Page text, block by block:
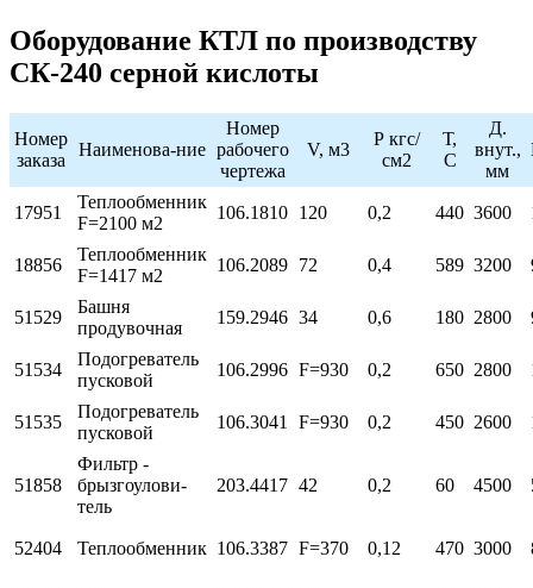
Оборудование КТЛ по производству
СК-240 серной кислоты
Номер
заказа
Наименова-ние
Номер
рабочего
чертежа
V, м3
Р кгс/
см2
Т,
С
Д.
внут.,
мм
17951
Теплообменник
F=2100 м2
106.1810 120 0,2 440 3600
18856
Теплообменник
F=1417 м2
106.2089 72 0,4 589 3200
51529
Башня
продувочная
159.2946 34 0,6 180 2800
51534
Подогреватель
пусковой
106.2996 F=930 0,2 650 2800
51535
Подогреватель
пусковой
106.3041 F=930 0,2 450 2600
51858
Фильтр -
брызгоулови-
тель
203.4417 42 0,2 60 4500
52404 Теплообменник 106.3387 F=370 0,12 470 3000